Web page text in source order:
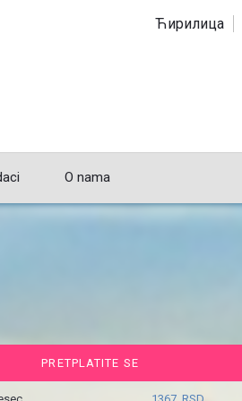
Ћирилица
O nama
PRETPLATITE SE